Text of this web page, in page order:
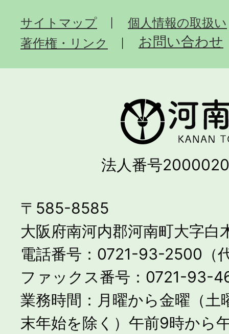
サイトマップ
個人情報の取扱い
著作権・リンク
お問い合わせ
法人番号
〒585-8585
大阪府南河内郡河南町大字白
電話番号：0721-93-2500（
ファックス番号：0721-93-
業務時間：月曜から金曜（土
末年始を除く）午前9時から